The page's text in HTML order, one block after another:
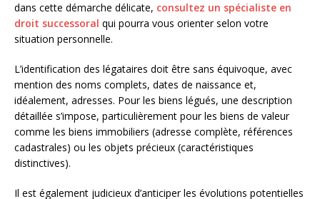
dans cette démarche délicate, consultez un spécialiste en
droit successoral qui pourra vous orienter selon votre
situation personnelle.
L’identification des légataires doit être sans équivoque, avec
mention des noms complets, dates de naissance et,
idéalement, adresses. Pour les biens légués, une description
détaillée s’impose, particulièrement pour les biens de valeur
comme les biens immobiliers (adresse complète, références
cadastrales) ou les objets précieux (caractéristiques
distinctives).
Il est également judicieux d’anticiper les évolutions potentielles